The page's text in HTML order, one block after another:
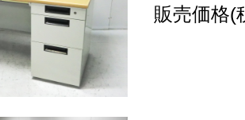
販売価格(